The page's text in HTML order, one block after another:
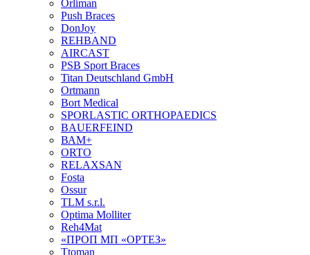
Orliman
Push Braces
DonJoy
REHBAND
AIRCAST
PSB Sport Braces
Titan Deutschland GmbH
Ortmann
Bort Medical
SPORLASTIC ORTHOPAEDICS
BAUERFEIND
ВАМ+
ORTO
RELAXSAN
Fosta
Ossur
TLM s.r.l.
Optima Molliter
Reh4Mat
«ПРОП МП «ОРТЕЗ»
Ttoman